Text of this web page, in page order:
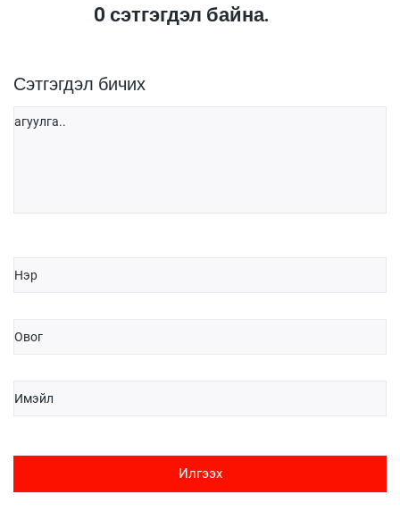
0сэтгэгдэл байна.
Сэтгэгдэл бичих
Илгээх